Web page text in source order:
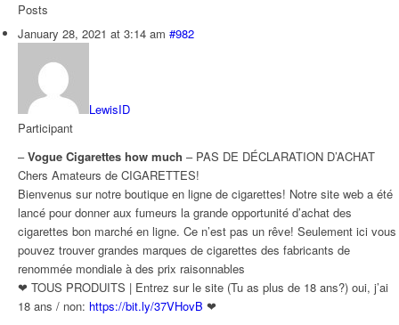
Posts
January 28, 2021 at 3:14 am #982
LewisID
Participant
–Vogue Cigarettes how much – PAS DE DÉCLARATION D’ACHAT
Chers Amateurs de CIGARETTES!
Bienvenus sur notre boutique en ligne de cigarettes! Notre site web a été
lancé pour donner aux fumeurs la grande opportunité d’achat des
cigarettes bon marché en ligne. Ce n’est pas un rêve! Seulement ici vous
pouvez trouver grandes marques de cigarettes des fabricants de
renommée mondiale à des prix raisonnables
❤ TOUS PRODUITS | Entrez sur le site (Tu as plus de 18 ans?) oui, j’ai
18 ans / non: https://bit.ly/37VHovB ❤